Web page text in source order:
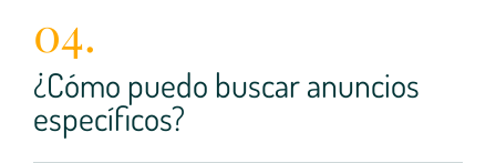
04.
¿Cómo puedo buscar anuncios
específicos?